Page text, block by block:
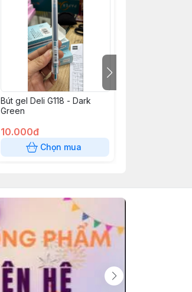
Bút gel Deli G118 - Dark
Green
10.000đ
Chọn mua